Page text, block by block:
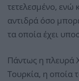
τετελεσμένο, ενώ
αντιδρά όσο
τα οποία έχει
Πάντως η πλευρά
Τουρκία, η οποία